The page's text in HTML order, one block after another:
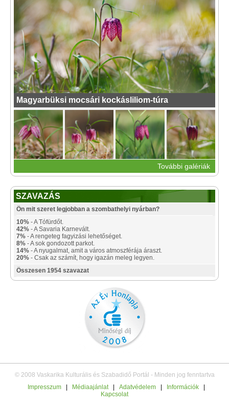
Magyarbüksi mocsári kockásliliom-túra
További galériák
SZAVAZÁS
Ön mit szeret legjobban a szombathelyi nyárban?
10% - A Tófürdőt.
42% - A Savaria Karnevált.
7% - A rengeteg fagyizási lehetőséget.
8% - A sok gondozott parkot.
14% - A nyugalmat, amit a város atmoszférája áraszt.
20% - Csak az számít, hogy igazán meleg legyen.
Összesen 1954 szavazat
© 2008 Vaskarika Kulturális és Szabadidő Portál - Minden jog fenntartva
Impresszum
Médiaajánlat Adatvédelem Információk
Kapcsolat